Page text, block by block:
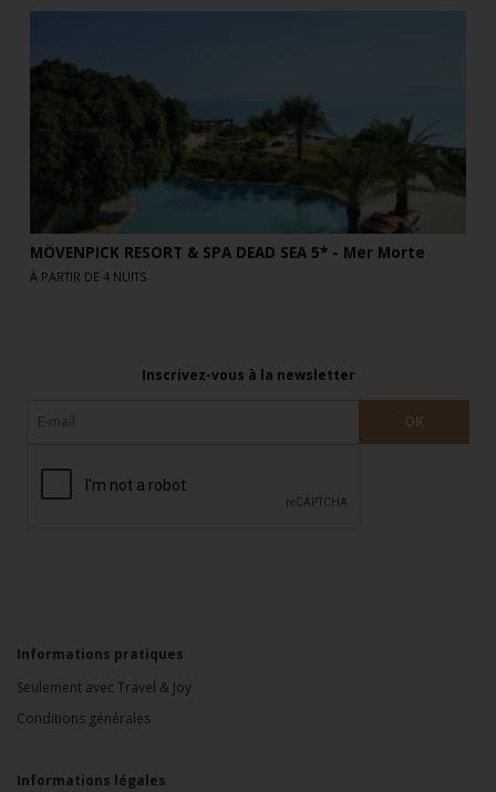
MÖVENPICK RESORT & SPA DEAD SEA 5* - Mer Morte
À PARTIR DE 4 NUITS
Inscrivez-vous à la newsletter
Informations pratiques
Seulement avec Travel & Joy
Conditions générales
Informations légales